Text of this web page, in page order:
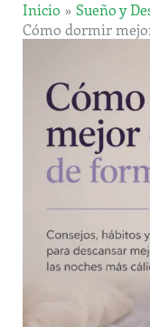
Inicio
Sueño y
Cómo dormir